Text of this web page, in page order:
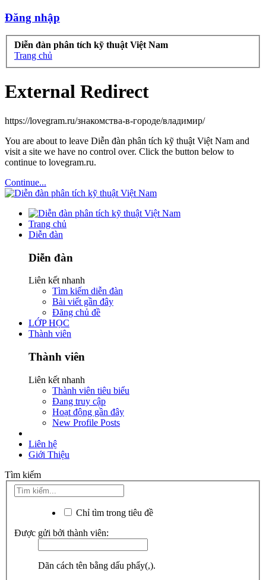
Đăng nhập
Diễn đàn phân tích kỹ thuật Việt Nam
Trang chủ
External Redirect
https://lovegram.ru/знакомства-в-городе/владимир/
You are about to leave Diễn đàn phân tích kỹ thuật Việt Nam and
visit a site we have no control over. Click the button below to
continue to lovegram.ru.
Continue...
Trang chủ
Diễn đàn
Diễn đàn
Liên kết nhanh
Tìm kiếm diễn đàn
Bài viết gần đây
Đăng chủ đề
LỚP HỌC
Thành viên
Thành viên
Liên kết nhanh
Thành viên tiêu biểu
Đang truy cập
Hoạt động gần đây
New Profile Posts
Liên hệ
Giới Thiệu
Tìm kiếm
Chỉ tìm trong tiêu đề
Được gửi bởi thành viên:
Dãn cách tên bằng dấu phẩy(,).